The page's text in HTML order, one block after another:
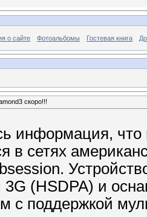
о сайте Фотоальбомы Гостевая книга
скоро!!!
информация,
в сетях
3G (HSDPA) и
с поддержкой